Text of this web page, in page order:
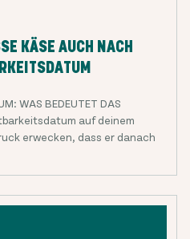
KÄSE AUCH NACH
WAS BEDEUTET DAS
auf deinem
erwecken, dass er danach